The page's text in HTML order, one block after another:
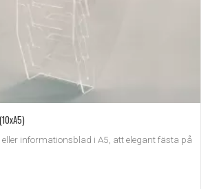
informationsblad i A5, att elegant fästa på